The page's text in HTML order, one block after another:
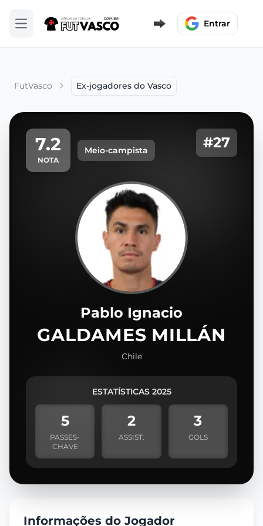
Abrir menu Entrar
FutVasco Ex-jogadores do Vasco
7.2
NOTA
Meio-campista #27
Pablo Ignacio
GALDAMES MILLÁN
Chile
ESTATÍSTICAS 2025
5
PASSES-
CHAVE
2
ASSIST.
3
GOLS
Informações do Jogador